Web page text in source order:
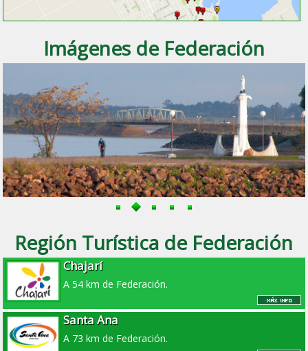
Imágenes de Federación
Región Turística de Federación
Chajarí
A 54 km de Federación.
Santa Ana
A 73 km de Federación.